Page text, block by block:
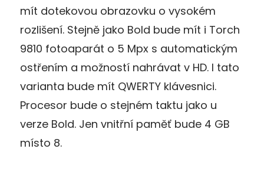
mít dotekovou obrazovku o vysokém
rozlišení. Stejně jako Bold bude mít i Torch
9810 fotoaparát o 5 Mpx s automatickým
ostřením a možností nahrávat v HD. I tato
varianta bude mít QWERTY klávesnici.
Procesor bude o stejném taktu jako u
verze Bold. Jen vnitřní paměť bude 4 GB
místo 8.